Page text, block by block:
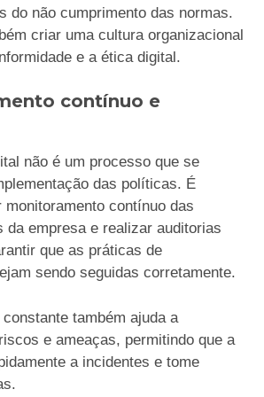
do não cumprimento das normas.
criar uma cultura organizacional
e a ética digital.
contínuo e
não é um processo que se
das políticas. É
contínuo das
da empresa e realizar auditorias
que as práticas de
sendo seguidas corretamente.
também ajuda a
e ameaças, permitindo que a
a incidentes e tome